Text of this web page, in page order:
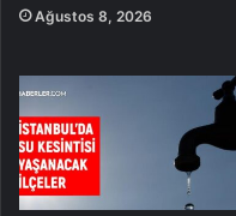
Ağustos 8, 2026